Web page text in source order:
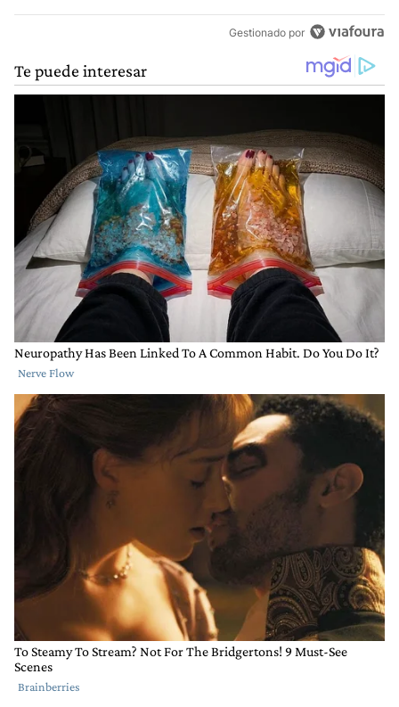
Gestionado por